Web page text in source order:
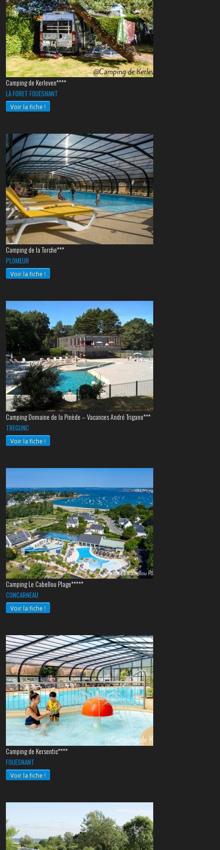
Camping de Kerleven****
LA FORET FOUESNANT
Voir la fiche !
Camping de la Torche***
PLOMEUR
Voir la fiche !
Camping Domaine de la Pinède – Vacances André Trigano***
TREGUNC
Voir la fiche !
Camping Le Cabellou Plage*****
CONCARNEAU
Voir la fiche !
Camping de Kersentic****
FOUESNANT
Voir la fiche !